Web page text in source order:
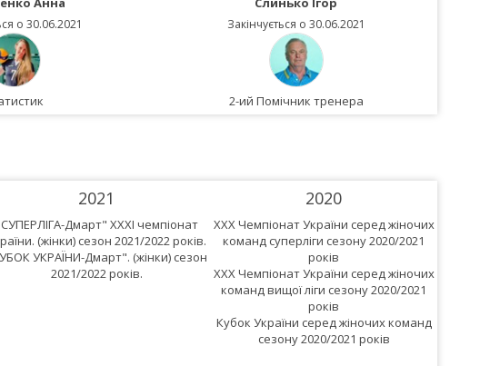
о 30.06.2021 Закінчується о 30.06.2021
2-ий Помічник тренера
2021
Дмарт" XXXІ чемпіонат
(жінки) сезон 2021/2022 років.
УКРАЇНИ-Дмарт". (жінки) сезон
2021/2022 років.
2020
XXX Чемпіонат України серед жіночих
команд суперліги сезону 2020/2021
років
XXX Чемпіонат України серед жіночих
команд вищої ліги сезону 2020/2021
років
Кубок України серед жіночих команд
сезону 2020/2021 років